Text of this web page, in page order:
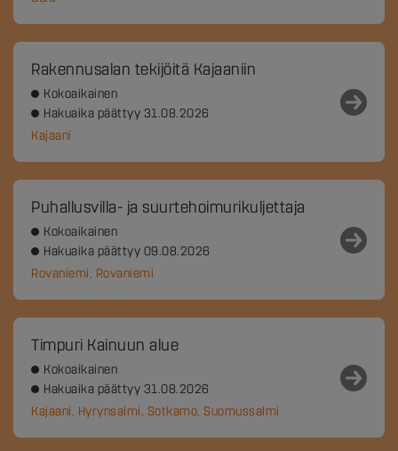
Rakennusalan tekijöitä Kajaaniin
Kokoaikainen
Hakuaika päättyy 31.08.2026
Kajaani
Puhallusvilla- ja suurtehoimurikuljettaja
Kokoaikainen
Hakuaika päättyy 09.08.2026
Rovaniemi, Rovaniemi
Timpuri Kainuun alue
Kokoaikainen
Hakuaika päättyy 31.08.2026
Kajaani, Hyrynsalmi, Sotkamo, Suomussalmi